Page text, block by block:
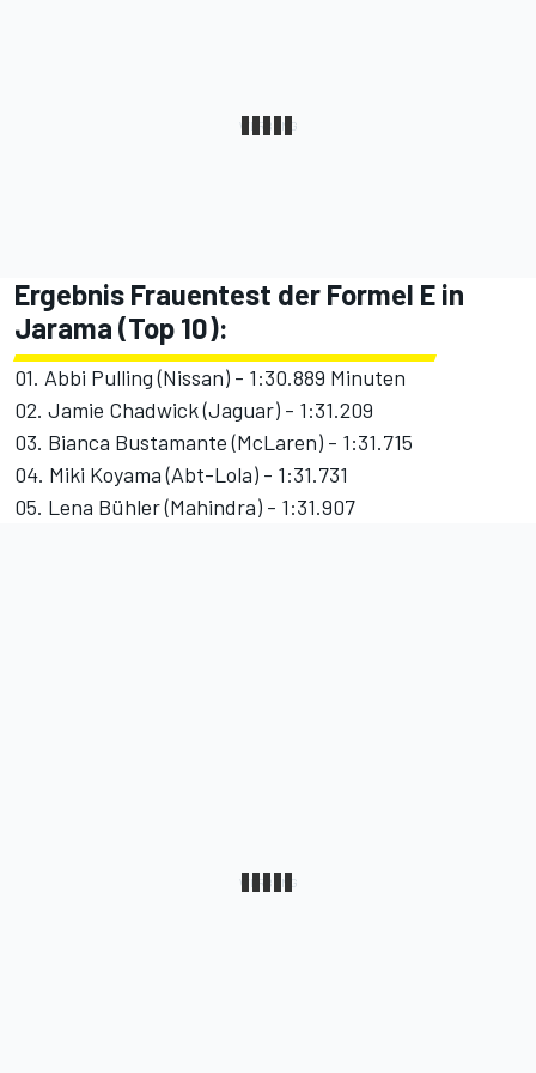
Ergebnis Frauentest der Formel E in
Jarama (Top 10):
01. Abbi Pulling (Nissan) - 1:30.889 Minuten
02. Jamie Chadwick (Jaguar) - 1:31.209
03. Bianca Bustamante (McLaren) - 1:31.715
04. Miki Koyama (Abt-Lola) - 1:31.731
05. Lena Bühler (Mahindra) - 1:31.907